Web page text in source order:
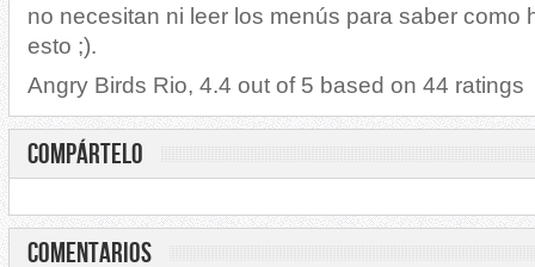
no necesitan ni leer los menús para saber como
esto ;).
Angry Birds Rio, 4.4 out of 5 based on 44 ratings
COMPÁRTELO
COMENTARIOS